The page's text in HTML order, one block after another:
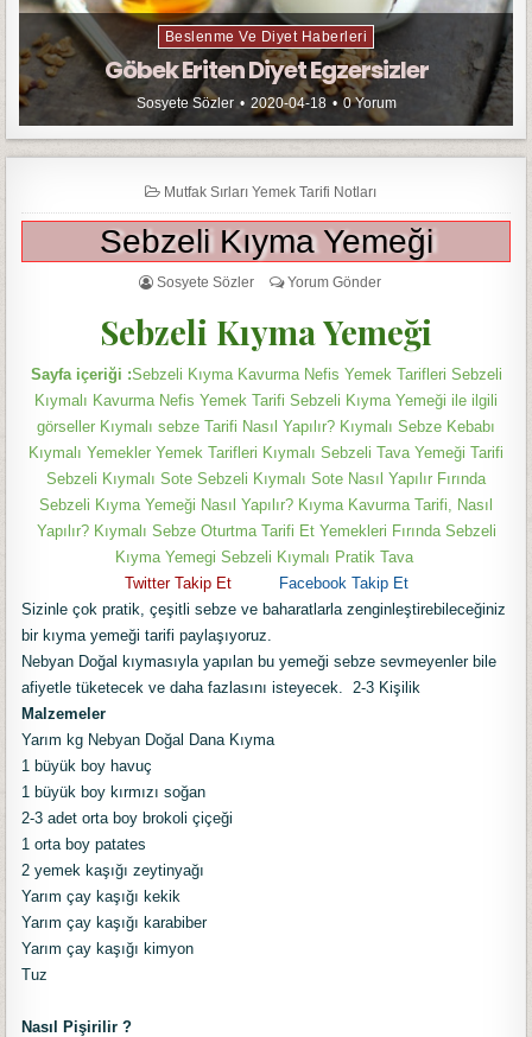
Beslenme Ve Diyet Haberleri
Göbek Eriten Diyet Egzersizler
Sosyete Sözler 2020-04-18 0 Yorum
Mutfak Sırları Yemek Tarifi Notları
Sebzeli Kıyma Yemeği
Sosyete Sözler Yorum Gönder
Sebzeli Kıyma Yemeği
Sayfa içeriği :Sebzeli Kıyma Kavurma Nefis Yemek Tarifleri Sebzeli
Kıymalı Kavurma Nefis Yemek Tarifi Sebzeli Kıyma Yemeği ile ilgili
görseller Kıymalı sebze Tarifi Nasıl Yapılır? Kıymalı Sebze Kebabı
Kıymalı Yemekler Yemek Tarifleri Kıymalı Sebzeli Tava Yemeği Tarifi
Sebzeli Kıymalı Sote Sebzeli Kıymalı Sote Nasıl Yapılır Fırında
Sebzeli Kıyma Yemeği Nasıl Yapılır? Kıyma Kavurma Tarifi, Nasıl
Yapılır? Kıymalı Sebze Oturtma Tarifi Et Yemekleri Fırında Sebzeli
Kıyma Yemegi Sebzeli Kıymalı Pratik Tava
Twitter Takip Et
Facebook Takip Et
Sizinle çok pratik, çeşitli sebze ve baharatlarla zenginleştirebileceğiniz
bir kıyma yemeği tarifi paylaşıyoruz.
Nebyan Doğal kıymasıyla yapılan bu yemeği sebze sevmeyenler bile
afiyetle tüketecek ve daha fazlasını isteyecek. 2-3 Kişilik
Malzemeler
Yarım kg Nebyan Doğal Dana Kıyma
1 büyük boy havuç
1 büyük boy kırmızı soğan
2-3 adet orta boy brokoli çiçeği
1 orta boy patates
2 yemek kaşığı zeytinyağı
Yarım çay kaşığı kekik
Yarım çay kaşığı karabiber
Yarım çay kaşığı kimyon
Tuz
Nasıl Pişirilir ?